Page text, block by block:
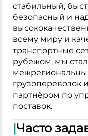
стабильный,
безопасный и
всему миру и
транспортные
рубежом, мы
грузоперевозок
партнёром по
поставок.
|Часто